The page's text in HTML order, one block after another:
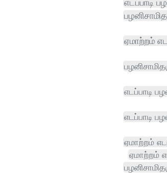
எடப்பாடி
ஏமாற்றம்
எடப்பாடி
எடப்பாடி
ஏமாற்றம்
ஏமாற்றம்